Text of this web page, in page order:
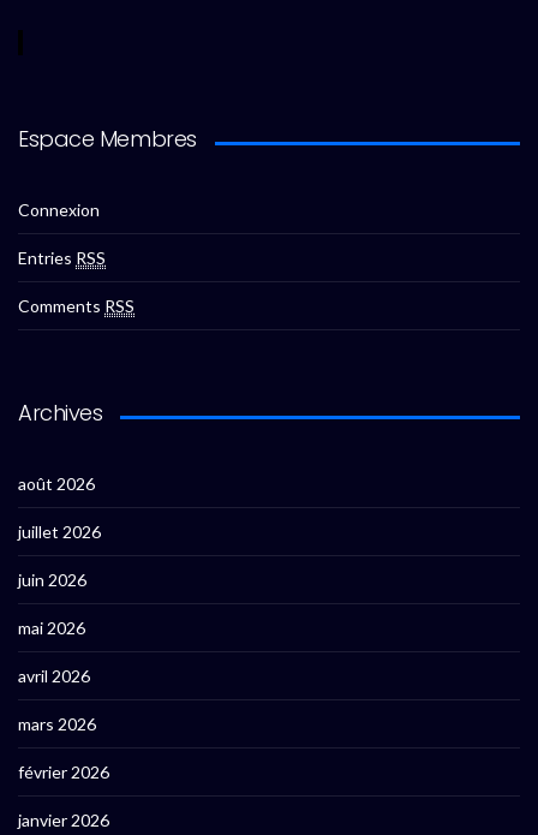
Espace Membres
Connexion
Entries RSS
Comments RSS
Archives
août 2026
juillet 2026
juin 2026
mai 2026
avril 2026
mars 2026
février 2026
janvier 2026